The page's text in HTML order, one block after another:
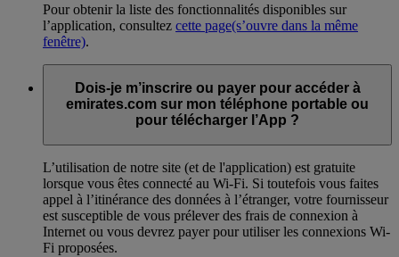
Pour obtenir la liste des fonctionnalités disponibles sur
l’application, consultez cette page(s’ouvre dans la même
fenêtre).
Dois-je m’inscrire ou payer pour accéder à
emirates.com sur mon téléphone portable ou
pour télécharger l’App ?
L’utilisation de notre site (et de l'application) est gratuite
lorsque vous êtes connecté au Wi-Fi. Si toutefois vous faites
appel à l’itinérance des données à l’étranger, votre fournisseur
est susceptible de vous prélever des frais de connexion à
Internet ou vous devrez payer pour utiliser les connexions Wi-
Fi proposées.